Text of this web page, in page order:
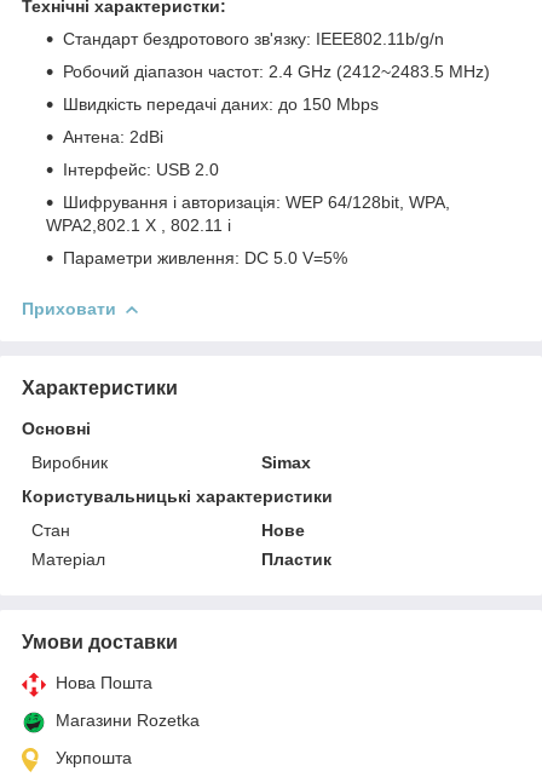
Технічні характеристки:
Стандарт бездротового зв'язку: IEEE802.11b/g/n
Робочий діапазон частот: 2.4 GHz (2412~2483.5 MHz)
Швидкість передачі даних: до 150 Mbps
Антена: 2dBi
Інтерфейс: USB 2.0
Шифрування і авторизація: WEP 64/128bit, WPA,
WPA2,802.1 X , 802.11 i
Параметри живлення: DC 5.0 V=5%
Приховати
Характеристики
Основні
Виробник
Simax
Користувальницькі характеристики
Стан
Нове
Матеріал
Пластик
Умови доставки
Нова Пошта
Магазини Rozetka
Укрпошта